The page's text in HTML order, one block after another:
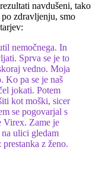
navdušeni, tako
zdravljenju, smo
nemočnega. In
Sprva se je to
vedno. Moja
Ko pa se je naš
jokati. Potem
kot moški, sicer
se pogovarjal s
Virex. Zame je
ulici gledam
z ženo.